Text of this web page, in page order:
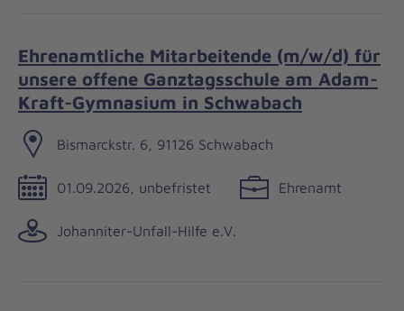
Ehrenamtliche Mitarbeitende (m/w/d) für
unsere offene Ganztagsschule am Adam-
Kraft-Gymnasium in Schwabach
Bismarckstr. 6, 91126 Schwabach
01.09.2026, unbefristet Ehrenamt
Johanniter-Unfall-Hilfe e.V.